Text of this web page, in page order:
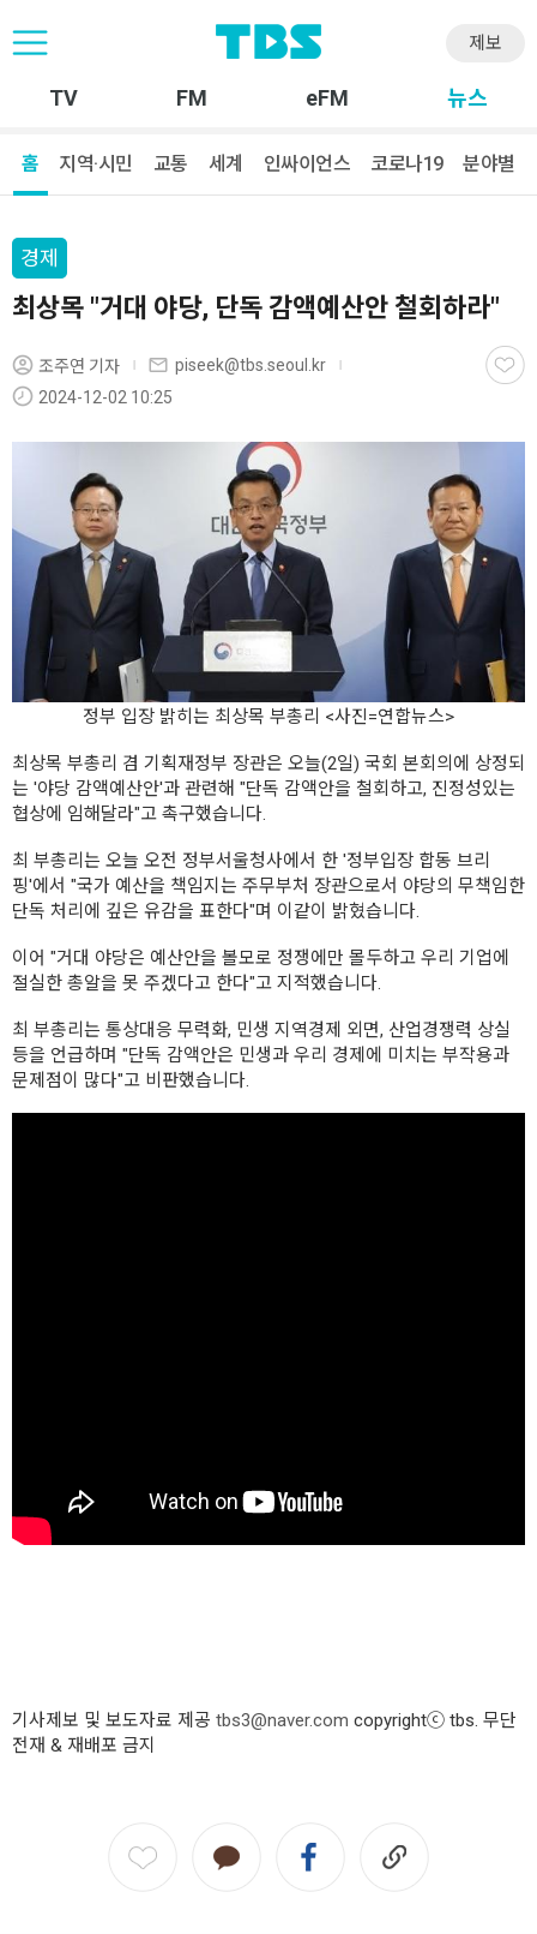
제보
TV FM eFM 뉴스
홈 지역·시민 교통 세계 인싸이언스 코로나19 분야별
경제
최상목 "거대 야당, 단독 감액예산안 철회하라"
조주연 기자
piseek@tbs.seoul.kr
2024-12-02 10:25
정부 입장 밝히는 최상목 부총리 <사진=연합뉴스>
최상목 부총리 겸 기획재정부 장관은 오늘(2일) 국회 본회의에 상정되
는 '야당 감액예산안'과 관련해 "단독 감액안을 철회하고, 진정성있는
협상에 임해달라"고 촉구했습니다.
최 부총리는 오늘 오전 정부서울청사에서 한 '정부입장 합동 브리
핑'에서 "국가 예산을 책임지는 주무부처 장관으로서 야당의 무책임한
단독 처리에 깊은 유감을 표한다"며 이같이 밝혔습니다.
이어 "거대 야당은 예산안을 볼모로 정쟁에만 몰두하고 우리 기업에
절실한 총알을 못 주겠다고 한다"고 지적했습니다.
최 부총리는 통상대응 무력화, 민생 지역경제 외면, 산업경쟁력 상실
등을 언급하며 "단독 감액안은 민생과 우리 경제에 미치는 부작용과
문제점이 많다"고 비판했습니다.
기사제보 및 보도자료 제공 tbs3@naver.com copyrightⓒ tbs. 무단
전재 & 재배포 금지